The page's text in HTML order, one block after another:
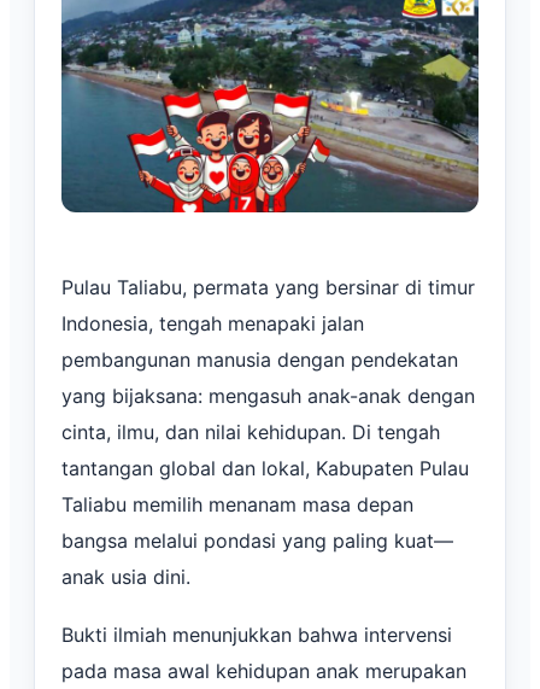
Pulau Taliabu, permata yang bersinar di timur
Indonesia, tengah menapaki jalan
pembangunan manusia dengan pendekatan
yang bijaksana: mengasuh anak-anak dengan
cinta, ilmu, dan nilai kehidupan. Di tengah
tantangan global dan lokal, Kabupaten Pulau
Taliabu memilih menanam masa depan
bangsa melalui pondasi yang paling kuat—
anak usia dini.
Bukti ilmiah menunjukkan bahwa intervensi
pada masa awal kehidupan anak merupakan